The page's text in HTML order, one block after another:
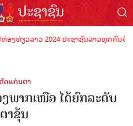
ງທ່ຽວລາວ 2024 ປະຊາຊົນລາວທຸກຄົນຈົ່ງ
ດແກ່ນຕາ
ພາກເໜືອ ໄດ້ຍົກລະດັບ
າຂຸ້ນ